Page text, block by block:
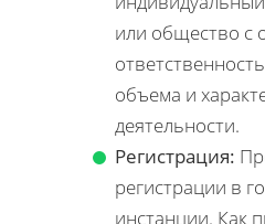
или общество с
объема и
деятельности.
Регистрация:
регистрации в
инстанции. Как